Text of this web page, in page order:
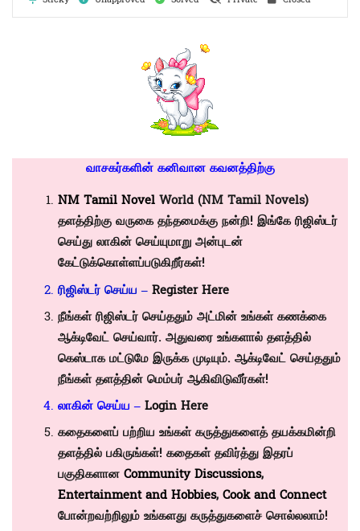
வாசகர்களின் கனிவான கவனத்திற்கு
NM Tamil NovelWorld (NM Tamil Novels)
தளத்திற்கு வருகை தந்தமைக்கு நன்றி! இங்கே ரிஜிஸ்டர்
செய்து லாகின் செய்யுமாறு அன்புடன்
கேட்டுக்கொள்ளப்படுகிறீர்கள்!
ரிஜிஸ்டர் செய்ய –Register Here
நீங்கள் ரிஜிஸ்டர் செய்ததும் அட்மின் உங்கள் கணக்கை
ஆக்டிவேட் செய்வார். அதுவரை உங்களால் தளத்தில்
கெஸ்டாக மட்டுமே இருக்க முடியும். ஆக்டிவேட் செய்ததும்
நீங்கள் தளத்தின் மெம்பர் ஆகிவிடுவீர்கள்!
லாகின் செய்ய –Login Here
கதைகளைப் பற்றிய உங்கள் கருத்துகளைத் தயக்கமின்றி
தளத்தில் பகிருங்கள்! கதைகள் தவிர்த்து இதரப்
பகுதிகளானCommunity Discussions,
Entertainment and Hobbies,Cook and Connect
போன்றவற்றிலும் உங்களது கருத்துகளைச் சொல்லலாம்!